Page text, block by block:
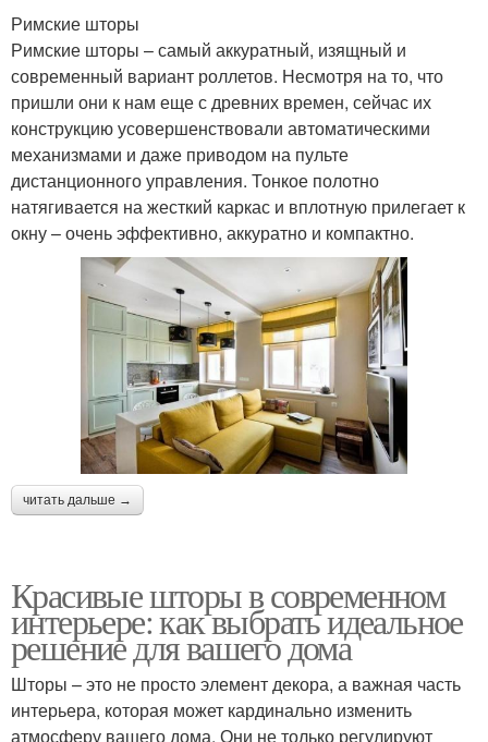
Римские шторы
Римские шторы – самый аккуратный, изящный и
современный вариант роллетов. Несмотря на то, что
пришли они к нам еще с древних времен, сейчас их
конструкцию усовершенствовали автоматическими
механизмами и даже приводом на пульте
дистанционного управления. Тонкое полотно
натягивается на жесткий каркас и вплотную прилегает к
окну – очень эффективно, аккуратно и компактно.
читать дальше →
Красивые шторы в современном
интерьере: как выбрать идеальное
решение для вашего дома
Шторы – это не просто элемент декора, а важная часть
интерьера, которая может кардинально изменить
атмосферу вашего дома. Они не только регулируют